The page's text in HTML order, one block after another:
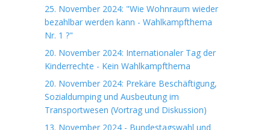
25. November 2024: "Wie Wohnraum wieder
bezahlbar werden kann - Wahlkampfthema
Nr. 1 ?"
20. November 2024: Internationaler Tag der
Kinderrechte - Kein Wahlkampfthema
20. November 2024: Prekäre Beschäftigung,
Sozialdumping und Ausbeutung im
Transportwesen (Vortrag und Diskussion)
13. November 2024 - Bundestagswahl und